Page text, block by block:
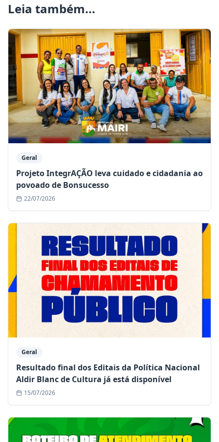
Leia também...
Geral
Projeto IntegrAÇÃO leva cuidado e cidadania ao
povoado de Bonsucesso
22/07/2026
Geral
Resultado final dos Editais da Política Nacional
Aldir Blanc de Cultura já está disponível
15/07/2026